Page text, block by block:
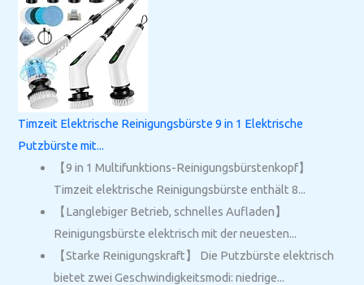
Timzeit Elektrische Reinigungsbürste 9 in 1 Elektrische
Putzbürste mit...
【9 in 1 Multifunktions-Reinigungsbürstenkopf】
Timzeit elektrische Reinigungsbürste enthält 8...
【Langlebiger Betrieb, schnelles Aufladen】
Reinigungsbürste elektrisch mit der neuesten...
【Starke Reinigungskraft】 Die Putzbürste elektrisch
bietet zwei Geschwindigkeitsmodi: niedrige...